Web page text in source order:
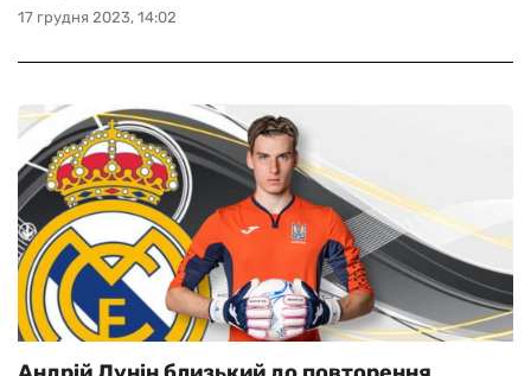
17 грудня 2023, 14:02